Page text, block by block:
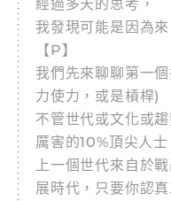
經過多天的思考，
我發現可能是因為
【P】
我們先來聊聊第一
力使力，或是槓桿)
不管世代或文化或
厲害的10%頂尖人士
上一個世代來自於
展時代，只要你認